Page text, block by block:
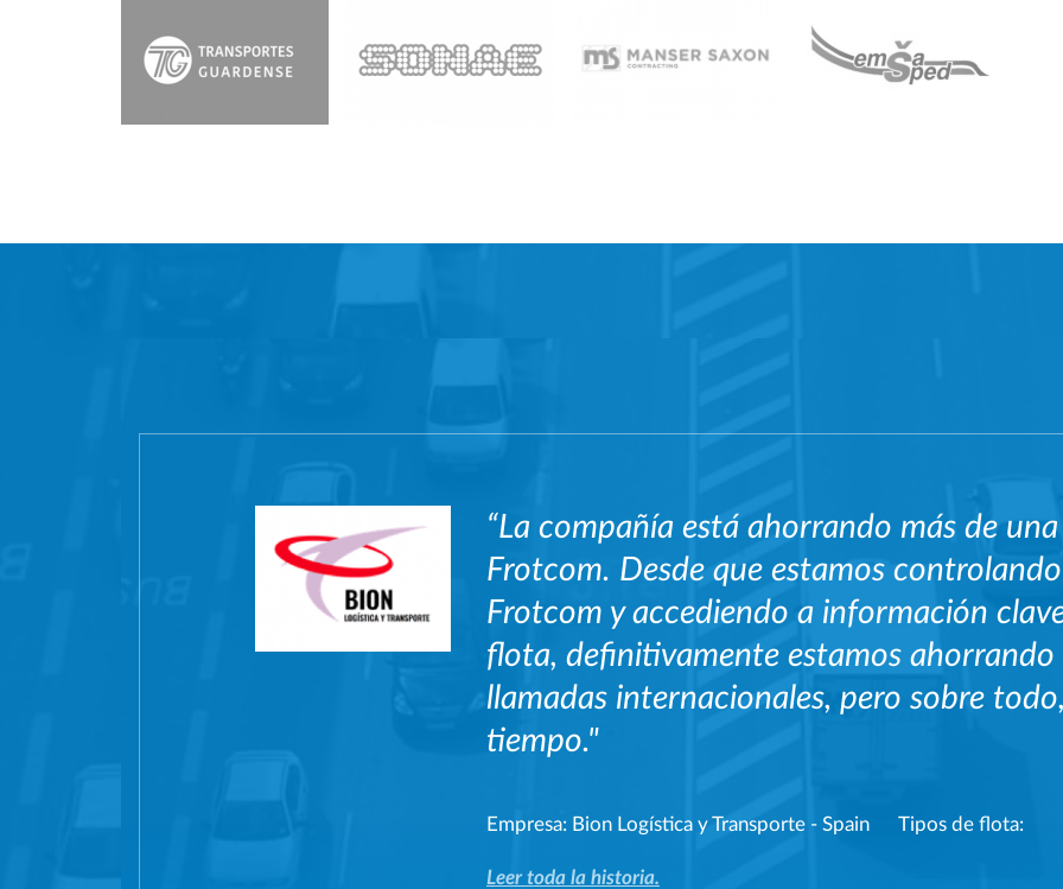
“La compañía está ahorrando más de
Frotcom. Desde que estamos
Frotcom y accediendo a información
flota, definitivamente estamos
llamadas internacionales, pero sobre
tiempo."
Empresa: Bion Logística y Transporte - Spain Tipos de flota:
Leer toda la historia.